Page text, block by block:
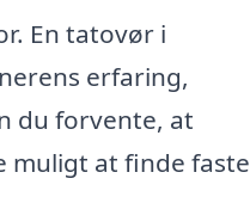
En tatovør i
erfaring,
du forvente, at
muligt at finde faste